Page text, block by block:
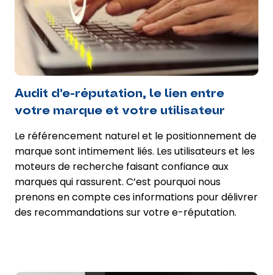
Audit d’e-réputation, le lien entre
votre marque et votre utilisateur
Le référencement naturel et le positionnement de
marque sont intimement liés. Les utilisateurs et les
moteurs de recherche faisant confiance aux
marques qui rassurent. C’est pourquoi nous
prenons en compte ces informations pour délivrer
des recommandations sur votre e-réputation.